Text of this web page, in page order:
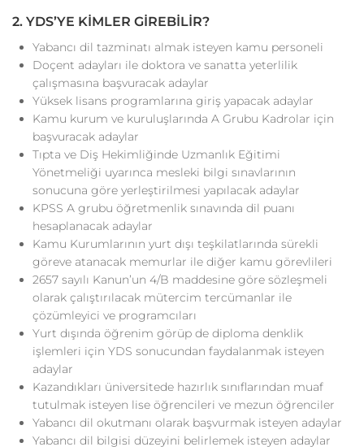
2. YDS’YE KİMLER GİREBİLİR?
Yabancı dil tazminatı almak isteyen kamu personeli
Doçent adayları ile doktora ve sanatta yeterlilik
çalışmasına başvuracak adaylar
Yüksek lisans programlarına giriş yapacak adaylar
Kamu kurum ve kuruluşlarında A Grubu Kadrolar için
başvuracak adaylar
Tıpta ve Diş Hekimliğinde Uzmanlık Eğitimi
Yönetmeliği uyarınca mesleki bilgi sınavlarının
sonucuna göre yerleştirilmesi yapılacak adaylar
KPSS A grubu öğretmenlik sınavında dil puanı
hesaplanacak adaylar
Kamu Kurumlarının yurt dışı teşkilatlarında sürekli
göreve atanacak memurlar ile diğer kamu görevlileri
2657 sayılı Kanun’un 4/B maddesine göre sözleşmeli
olarak çalıştırılacak mütercim tercümanlar ile
çözümleyici ve programcıları
Yurt dışında öğrenim görüp de diploma denklik
işlemleri için YDS sonucundan faydalanmak isteyen
adaylar
Kazandıkları üniversitede hazırlık sınıflarından muaf
tutulmak isteyen lise öğrencileri ve mezun öğrenciler
Yabancı dil okutmanı olarak başvurmak isteyen adaylar
Yabancı dil bilgisi düzeyini belirlemek isteyen adaylar